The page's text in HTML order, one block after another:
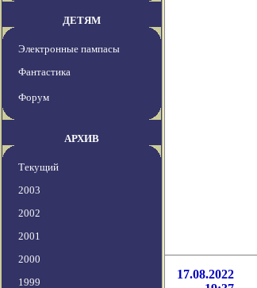
ДЕТЯМ
Электронные пампасы
Фантастика
Форум
АРХИВ
Текущий
2003
2002
2001
2000
1999
17.08.2022